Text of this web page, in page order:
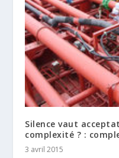
Silence vaut
complexité ? :
3 avril 2015